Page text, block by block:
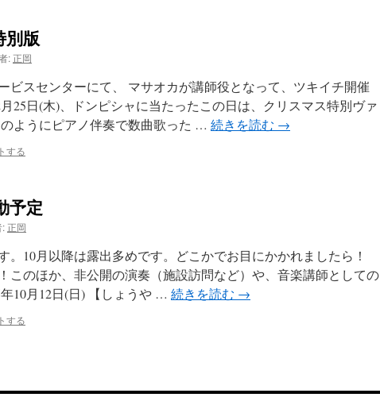
別版
: 正岡
ビスセンターにて、 マサオカが講師役となって、ツキイチ開催
25日(木)、ドンピシャに当たったこの日は、クリスマス特別ヴァ
ようにピアノ伴奏で数曲歌った … 続きを読む →
する
予定
: 正岡
。10月以降は露出多めです。どこかでお目にかかれましたら！
このほか、非公開の演奏（施設訪問など）や、音楽講師としての
10月12日(日) 【しょうや … 続きを読む →
する